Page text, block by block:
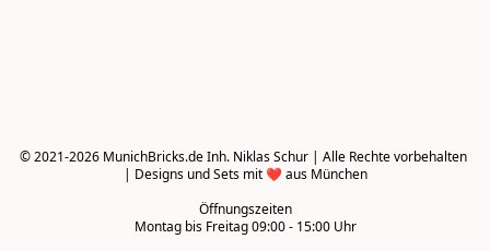
© 2021-2026 MunichBricks.de Inh. Niklas Schur | Alle Rechte vorbehalten
| Designs und Sets mit ❤️ aus München
Öffnungszeiten
Montag bis Freitag 09:00 - 15:00 Uhr